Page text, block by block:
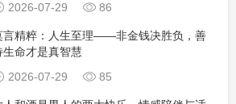
2026-07-29
86
言精粹：人生至理——非金钱决胜负，善
生命才是真智慧
2026-07-29
85